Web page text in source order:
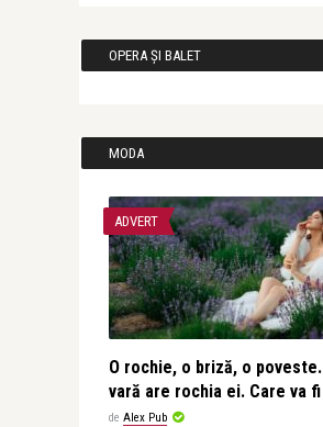
OPERA ȘI BALET
MODA
ADVERT
O rochie, o briză, o
vară are rochia ei. Care va
de Alex Pub